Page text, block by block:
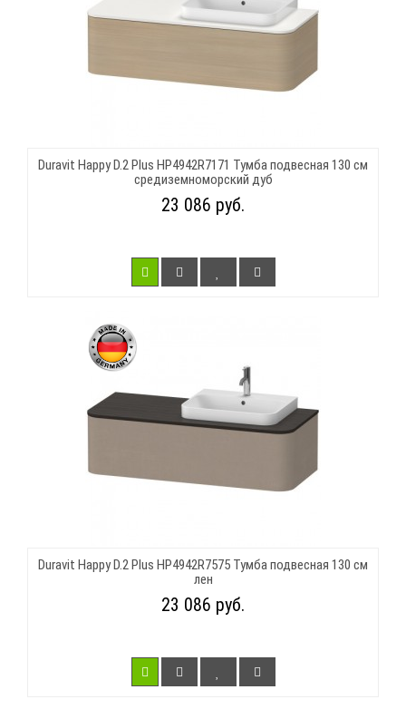
Duravit Happy D.2 Plus HP4942R7171 Тумба подвесная 130 см
средиземноморский дуб
23 086 руб.
Duravit Happy D.2 Plus HP4942R7575 Тумба подвесная 130 см
лен
23 086 руб.